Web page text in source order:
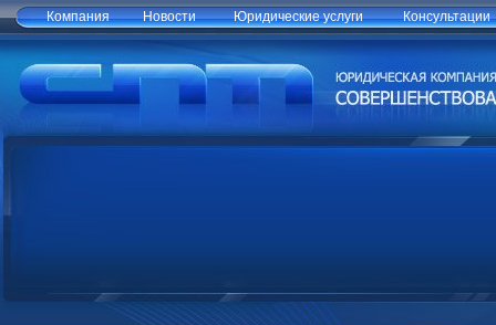
Компания Новости Юридические услуги Консультации